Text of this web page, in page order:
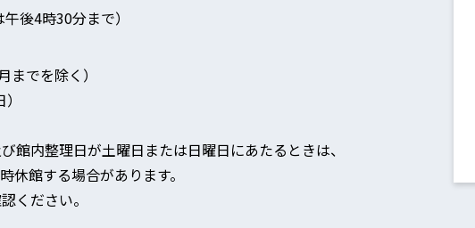
午後4時30分まで）
でを除く）
館内整理日が土曜日または日曜日にあたるときは、
休館する場合があります。
ください。